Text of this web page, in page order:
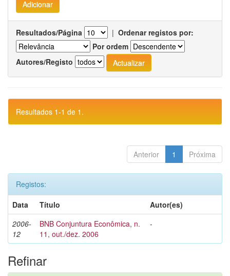
Resultados/Página | Ordenar registos por:
Por ordem
Autores/Registo
Resultados 1-1 de 1.
Anterior 1 Próxima
Registos:
Data
Título
Autor(es)
2006-
12
BNB Conjuntura Econômica, n.
11, out./dez. 2006
-
Refinar